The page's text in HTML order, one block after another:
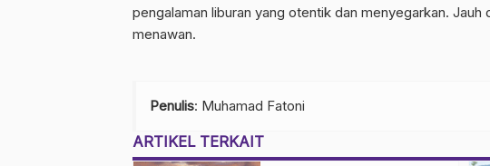
pengalaman liburan yang otentik dan menyegarkan. Jauh
menawan.
Penulis: Muhamad Fatoni
ARTIKEL TERKAIT